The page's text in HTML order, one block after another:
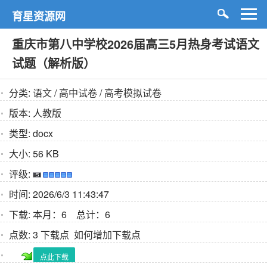
育星资源网
重庆市第八中学校2026届高三5月热身考试语文
试题（解析版）
分类: 语文/高中试卷/高考模拟试卷
版本: 人教版
类型: docx
大小: 56 KB
评级:
时间: 2026/6/3 11:43:47
下载: 本月：6 总计：6
点数: 3 下载点 如何增加下载点
点此下载